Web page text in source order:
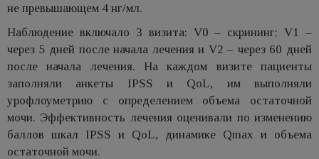
не превышающем 4 нг/мл.
Наблюдение включало 3 визита: V0 – скрининг; V1 –
через 5 дней после начала лечения и V2 – через 60 дней
после начала лечения. На каждом визите пациенты
заполняли анкеты IPSS и QоL, им выполняли
урофлоуметрию с определением объема остаточной
мочи. Эффективность лечения оценивали по изменению
баллов шкал IPSS и QоL, динамике Qmax и объема
остаточной мочи.